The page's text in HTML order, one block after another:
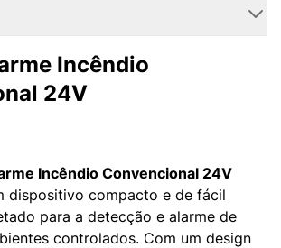
Incêndio
24V
Incêndio Convencional 24V
dispositivo compacto e de fácil
para a detecção e alarme de
controlados. Com um design